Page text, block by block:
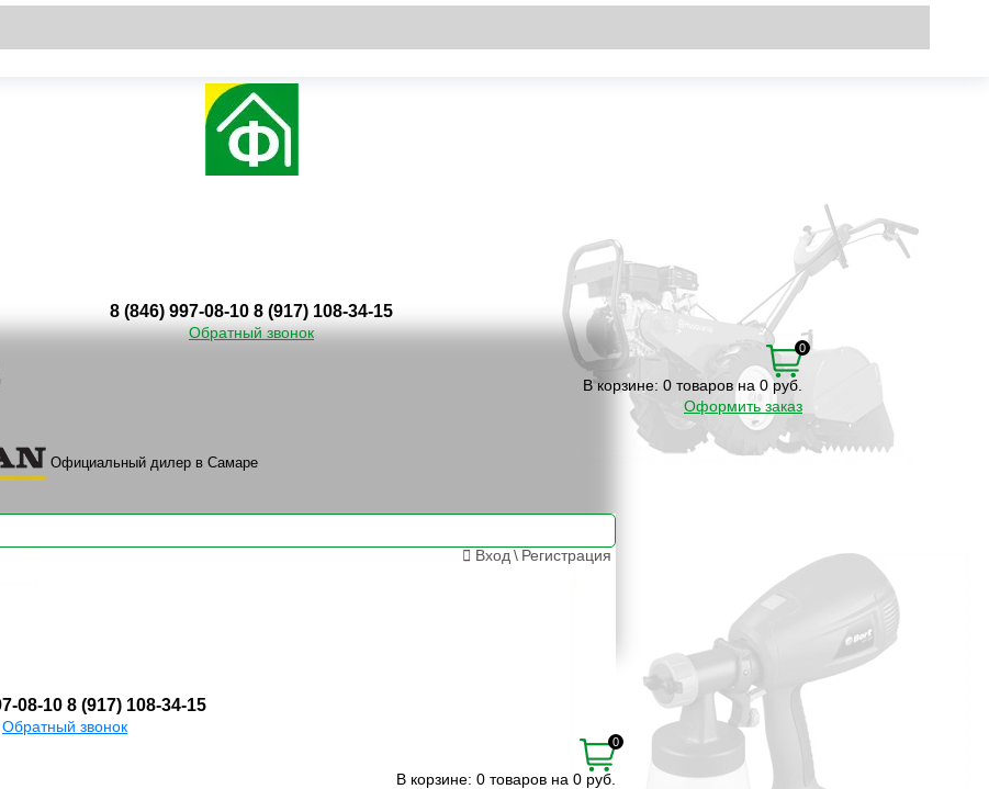
8 (846) 997-08-10 8 (917) 108-34-15
Обратный звонок
0
В корзине: 0 товаров на 0 руб.
Оформить заказ
Официальный дилер в Самаре
Вход \ Регистрация
08-10 8 (917) 108-34-15
Обратный звонок
0
В корзине: 0 товаров на 0 руб.